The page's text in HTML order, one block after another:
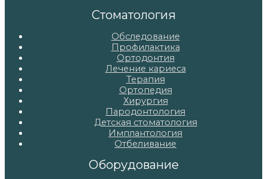
Стоматология
Обследование
Профилактика
Ортодонтия
Лечение кариеса
Терапия
Ортопедия
Хирургия
Пародонтология
Детская стоматология
Имплантология
Отбеливание
Оборудование